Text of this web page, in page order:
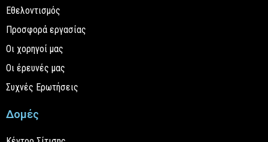
Εθελοντισμός
Προσφορά εργασίας
Οι χορηγοί μας
Οι έρευνές μας
Συχνές Ερωτήσεις
Δομές